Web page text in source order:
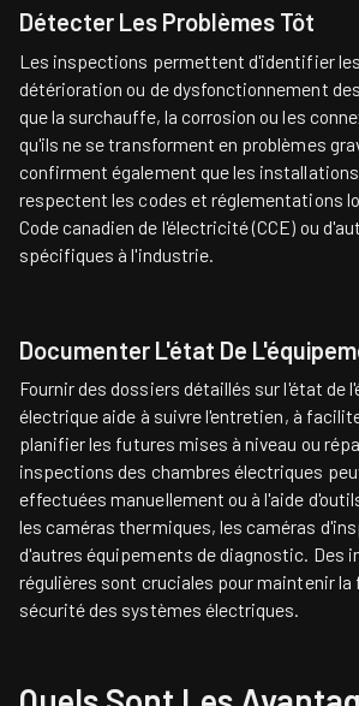
Détecter Les Problèmes Tôt
Les inspections permettent d'identifier
détérioration ou de dysfonctionnement
que la surchauffe, la corrosion ou les
qu'ils ne se transforment en problèmes
confirment également que les
respectent les codes et réglementations
Code canadien de l'électricité (CCE) ou
spécifiques à l'industrie.
Documenter L'état De
Fournir des dossiers détaillés sur l'état de
électrique aide à suivre l'entretien, à
planifier les futures mises à niveau ou
inspections des chambres électriques
effectuées manuellement ou à l'aide
les caméras thermiques, les caméras
d'autres équipements de diagnostic. Des
régulières sont cruciales pour maintenir
sécurité des systèmes électriques.